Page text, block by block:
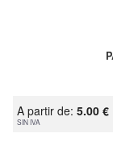
A partir de: 5.00 €
SIN IVA